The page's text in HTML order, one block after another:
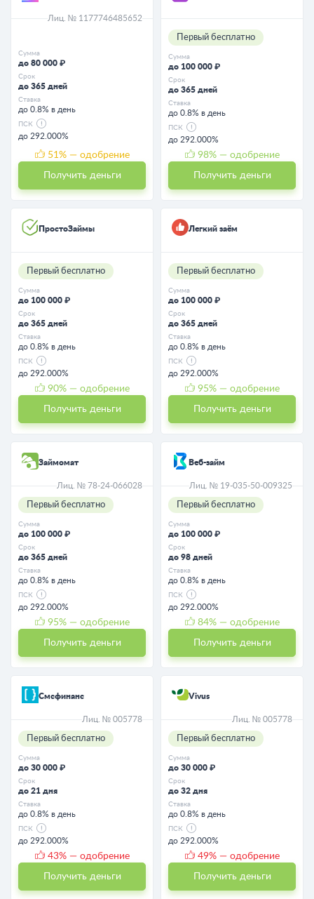
Лиц. № 1177746485652
Сумма
до 80 000 ₽
Срок
до 365 дней
Ставка
до 0.8% в день
ПСК
до 292.000%
51 % — одобрение
Получить деньги
Первый бесплатно
Сумма
до 100 000 ₽
Срок
до 365 дней
Ставка
до 0.8% в день
ПСК
до 292.000%
98% — одобрение
Получить деньги
ПростоЗаймы
Первый бесплатно
Сумма
до 100 000 ₽
Срок
до 365 дней
Ставка
до 0.8% в день
ПСК
до 292.000%
90% — одобрение
Получить деньги
Легкий заём
Первый бесплатно
Сумма
до 100 000 ₽
Срок
до 365 дней
Ставка
до 0.8% в день
ПСК
до 292.000%
95% — одобрение
Получить деньги
Займомат
Лиц. № 78-24-066028
Первый бесплатно
Сумма
до 100 000 ₽
Срок
до 365 дней
Ставка
до 0.8% в день
ПСК
до 292.000%
95% — одобрение
Получить деньги
Веб-займ
Лиц. № 19-035-50-009325
Первый бесплатно
Сумма
до 100 000 ₽
Срок
до 98 дней
Ставка
до 0.8% в день
ПСК
до 292.000%
84% — одобрение
Получить деньги
Смсфинанс
Лиц. № 005778
Первый бесплатно
Сумма
до 30 000 ₽
Срок
до 21 дня
Ставка
до 0.8% в день
ПСК
до 292.000%
43% — одобрение
Получить деньги
Vivus
Лиц. № 005778
Первый бесплатно
Сумма
до 30 000 ₽
Срок
до 32 дня
Ставка
до 0.8% в день
ПСК
до 292.000%
49% — одобрение
Получить деньги